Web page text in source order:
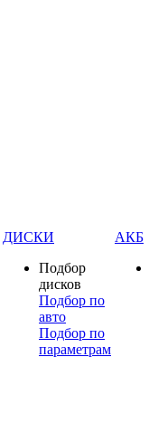
ДИСКИ
Подбор
дисков
Подбор по
авто
Подбор по
параметрам
АКБ